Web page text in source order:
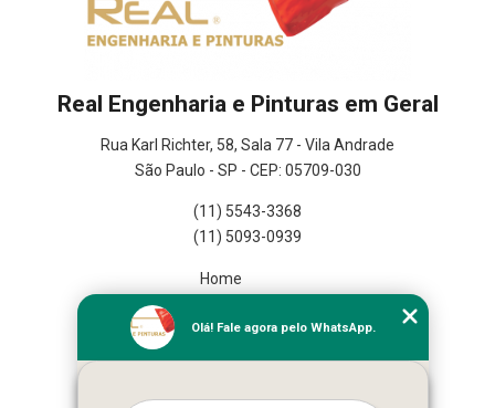
Real Engenharia e Pinturas em Geral
Rua Karl Richter, 58, Sala 77 - Vila Andrade
São Paulo - SP - CEP: 05709-030
(11) 5543-3368
(11) 5093-0939
Home
Missão
Olá! Fale agora pelo WhatsApp.